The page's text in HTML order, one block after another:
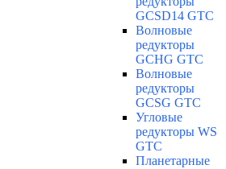
GCSD14 GTC
Волновые
редукторы
GCHG GTC
Волновые
редукторы
GCSG GTC
Угловые
редукторы WS
GTC
Планетарные